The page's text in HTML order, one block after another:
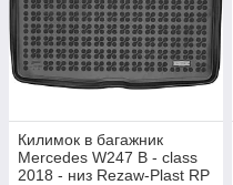
Килимок в багажник
Mercedes W247 B - class
2018 - низ Rezaw-Plast RP